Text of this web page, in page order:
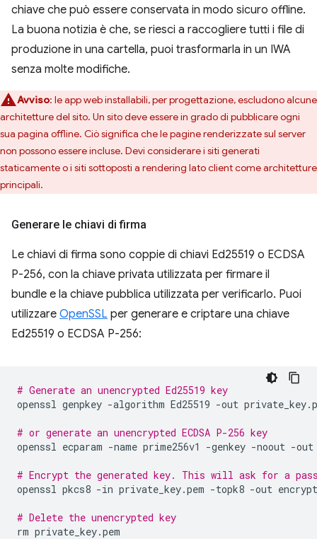
chiave che può essere conservata in modo sicuro offline.
La buona notizia è che, se riesci a raccogliere tutti i file di
produzione in una cartella, puoi trasformarla in un IWA
senza molte modifiche.
Avviso: le app web installabili, per progettazione, escludono alcune
architetture del sito. Un sito deve essere in grado di pubblicare ogni
sua pagina offline. Ciò significa che le pagine renderizzate sul server
non possono essere incluse. Devi considerare i siti generati
staticamente o i siti sottoposti a rendering lato client come architetture
principali.
Generare le chiavi di firma
Le chiavi di firma sono coppie di chiavi Ed25519 o ECDSA
P-256, con la chiave privata utilizzata per firmare il
bundle e la chiave pubblica utilizzata per verificarlo. Puoi
utilizzare OpenSSL per generare e criptare una chiave
Ed25519 o ECDSA P-256:
# Generate an unencrypted Ed25519 key
openssl genpkey -algorithm Ed25519 -out
# or generate an unencrypted ECDSA P-256 key
openssl ecparam -name prime256v1 -genkey -noout -out
# Encrypt the generated key. This will ask for a
openssl pkcs8 -in private_key.pem -topk8 -out
# Delete the unencrypted key
rm